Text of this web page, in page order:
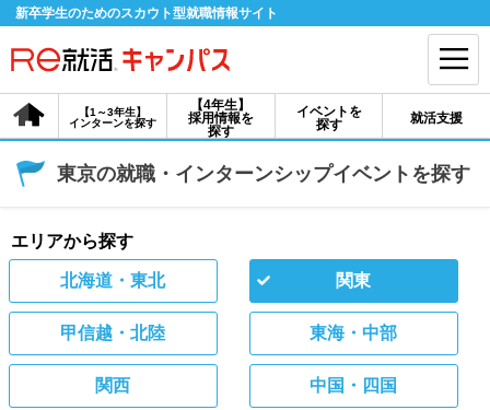
新卒学生のためのスカウト型就職情報サイト
【4年生】
採用情報を
探す
【1～3年生】
インターンを探す
イベントを
探す
就活支援
会員登録 ログイン
会員ID・パスワードを忘れた方はこちら
探す
【4年生】
採用情報を探す
【4年生】
【1～3年生】
インターンを探す
スカウト
東京の就職・インターンシップイベントを探す
エリアから探す
北海道・東北 関東
甲信越・北陸 東海・中部
関西 中国・四国